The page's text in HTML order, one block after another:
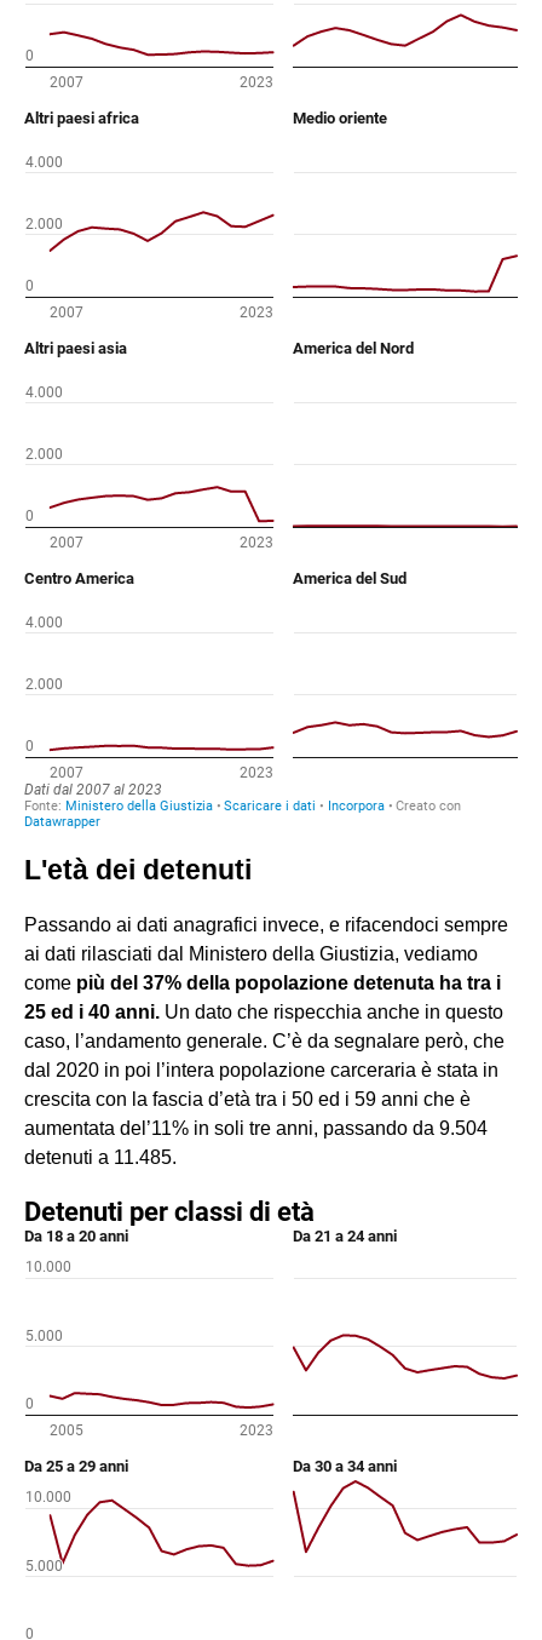
L'età dei detenuti
Passando ai dati anagrafici invece, e rifacendoci sempre
ai dati rilasciati dal Ministero della Giustizia, vediamo
come più del 37% della popolazione detenuta ha tra i
25 ed i 40 anni. Un dato che rispecchia anche in questo
caso, l’andamento generale. C’è da segnalare però, che
dal 2020 in poi l’intera popolazione carceraria è stata in
crescita con la fascia d’età tra i 50 ed i 59 anni che è
aumentata del’11% in soli tre anni, passando da 9.504
detenuti a 11.485.